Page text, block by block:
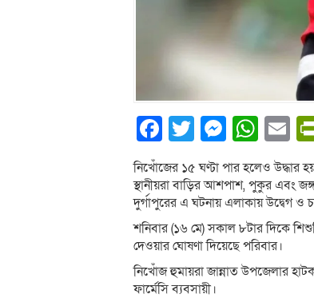
Facebook
Twitter
নিখোঁজের ১৫ ঘণ্টা পার হলেও উদ্ধার
স্থানীয়রা বাড়ির আশপাশ, পুকুর এবং
দুর্গাপুরের এ ঘটনায় এলাকায় উদ্বেগ ও
শনিবার (১৬ মে) সকাল ৮টার দিকে
দেওয়ার ঘোষণা দিয়েছে পরিবার।
নিখোঁজ হুমায়রা জান্নাত উপজেলার
ফার্মেসি ব্যবসায়ী।